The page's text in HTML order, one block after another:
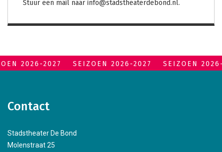
Stuur een mail naar info@stadstheaterdebond.nl.
2026-2027 SEIZOEN 2026-2027 SEIZOEN
Contact
Stadstheater De Bond
Molenstraat 25